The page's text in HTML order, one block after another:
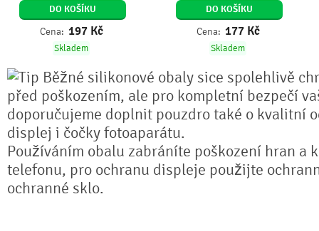
DO KOŠÍKU
Cena: 197 Kč
Skladem
DO KOŠÍKU
Cena: 177 Kč
Skladem
Běžné silikonové obaly sice spolehlivě
před poškozením, ale pro kompletní bezpečí
doporučujeme doplnit pouzdro také o kvalitní
displej i čočky fotoaparátu.
Používáním obalu zabráníte poškození hran a
telefonu, pro ochranu displeje použijte
ochranné sklo.